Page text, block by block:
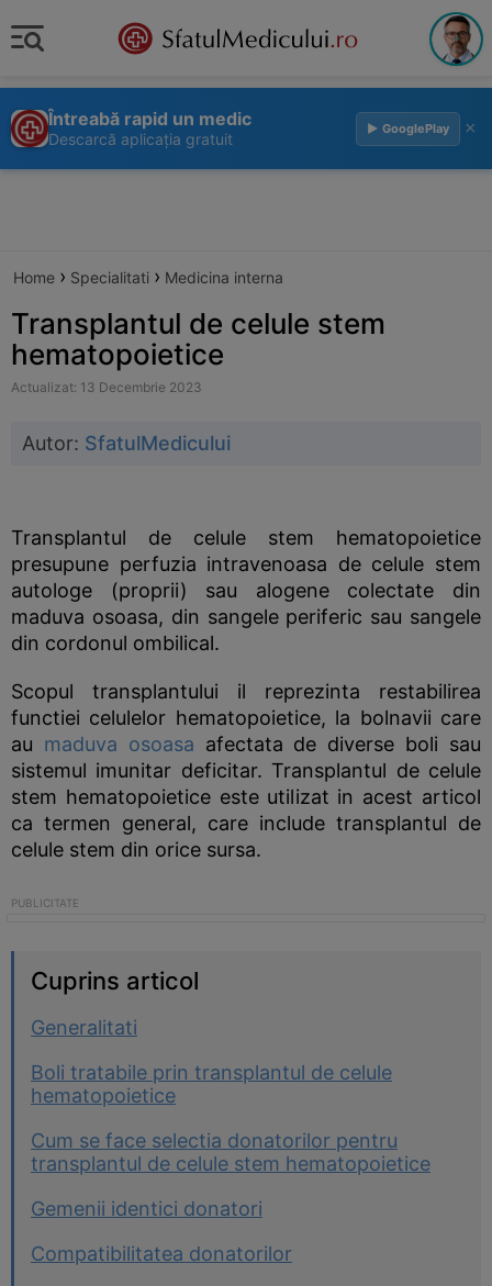
Întreabă rapid un medic
Descarcă aplicația gratuit
▶ GooglePlay ×
Home › Specialitati › Medicina interna
Transplantul de celule stem
hematopoietice
Actualizat: 13 Decembrie 2023
Autor: SfatulMedicului
Transplantul de celule stem hematopoietice
presupune perfuzia intravenoasa de celule stem
autologe (proprii) sau alogene colectate din
maduva osoasa, din sangele periferic sau sangele
din cordonul ombilical.
Scopul transplantului il reprezinta restabilirea
functiei celulelor hematopoietice, la bolnavii care
au maduva osoasa afectata de diverse boli sau
sistemul imunitar deficitar. Transplantul de celule
stem hematopoietice este utilizat in acest articol
ca termen general, care include transplantul de
celule stem din orice sursa.
Cuprins articol
Generalitati
Boli tratabile prin transplantul de celule
hematopoietice
Cum se face selectia donatorilor pentru
transplantul de celule stem hematopoietice
Gemenii identici donatori
Compatibilitatea donatorilor